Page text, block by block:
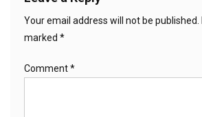
Your email address will not be published.
marked *
Comment*